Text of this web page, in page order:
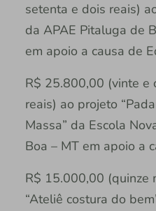
setenta e dois reais)
da APAE Pitaluga de
em apoio a causa de
R$ 25.800,00 (vinte e
reais) ao projeto
Massa” da Escola
Boa – MT em apoio a
R$ 15.000,00 (quinze
“Ateliê costura do